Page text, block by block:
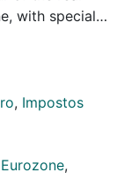
with special
on imports
the
increase
effect is
for goods in
It boosts
, Impostos
Eurozone,